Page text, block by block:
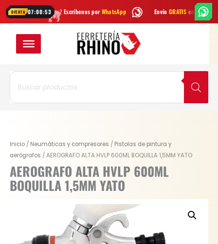
OFERTA 07:00:52
¿Dudas? Escríbenos porWhatsApp Envío GRATIS en Bogotá
Búsqueda
productos
Inicio / Neumáticas y compresores / Pistolas de pintura y
aerógrafos / AEROGRAFO ALTA HVLP 600ML BOQUILLA 1,5MM YATO
AEROGRAFO ALTA HVLP 600ML
BOQUILLA 1,5MM YATO
Original
price
was:
$ 168.800.
Current
price
is:
$ 126.600.
AEROGRAFO
ALTA
HVLP
600ML
BOQUILLA